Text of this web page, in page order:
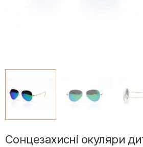
Сонцезахисні окуляри